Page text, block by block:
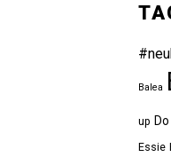
Balea
up
Essie